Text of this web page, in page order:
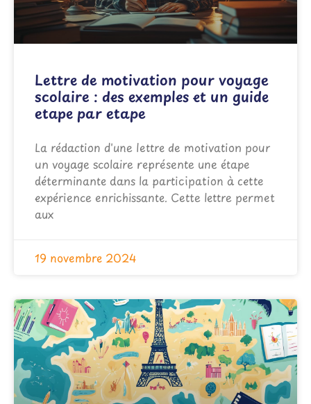
Lettre de motivation pour voyage
scolaire : des exemples et un guide
etape par etape
La rédaction d'une lettre de motivation pour
un voyage scolaire représente une étape
déterminante dans la participation à cette
expérience enrichissante. Cette lettre permet
aux
19 novembre 2024